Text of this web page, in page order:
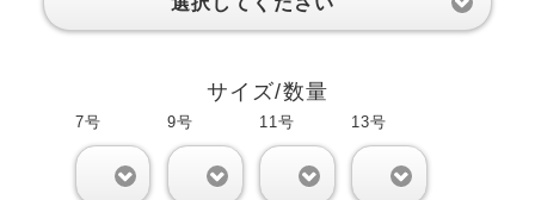
サイズ/数量
7号 9号 11号 13号